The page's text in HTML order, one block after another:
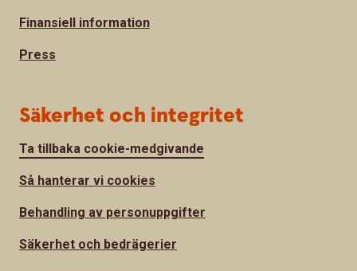
Finansiell information
Press
Säkerhet och integritet
Ta tillbaka cookie-medgivande
Så hanterar vi cookies
Behandling av personuppgifter
Säkerhet och bedrägerier